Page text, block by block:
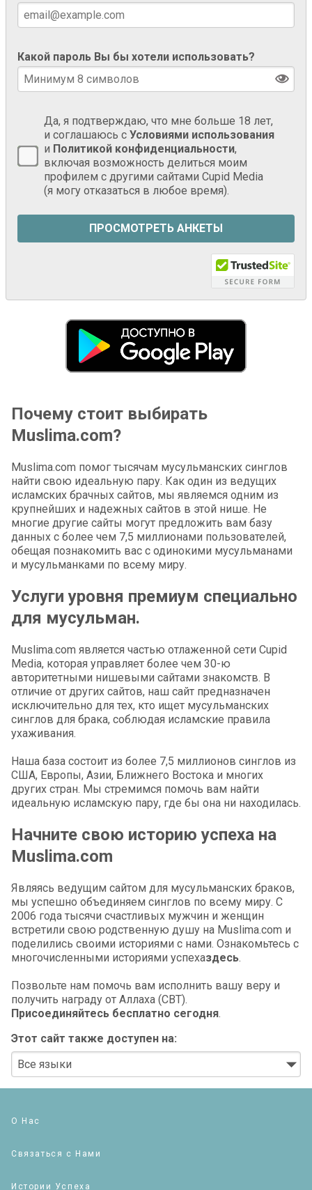
Какой пароль Вы бы хотели использовать?
Да, я подтверждаю, что мне больше 18 лет,
и соглашаюсь с Условиями использования
и Политикой конфиденциальности,
включая возможность делиться моим
профилем с другими сайтами Cupid Media
(я могу отказаться в любое время).
Почему стоит выбирать
Muslima.com?
Muslima.com помог тысячам мусульманских синглов
найти свою идеальную пару. Как один из ведущих
исламских брачных сайтов, мы являемся одним из
крупнейших и надежных сайтов в этой нише. Не
многие другие сайты могут предложить вам базу
данных с более чем 7,5 миллионами пользователей,
обещая познакомить вас с одинокими мусульманами
и мусульманками по всему миру.
Услуги уровня премиум специально
для мусульман.
Muslima.com является частью отлаженной сети Cupid
Media, которая управляет более чем 30-ю
авторитетными нишевыми сайтами знакомств. В
отличие от других сайтов, наш сайт предназначен
исключительно для тех, кто ищет мусульманских
синглов для брака, соблюдая исламские правила
ухаживания.
Наша база состоит из более 7,5 миллионов синглов из
США, Европы, Азии, Ближнего Востока и многих
других стран. Мы стремимся помочь вам найти
идеальную исламскую пару, где бы она ни находилась.
Начните свою историю успеха на
Muslima.com
Являясь ведущим сайтом для мусульманских браков,
мы успешно объединяем синглов по всему миру. С
2006 года тысячи счастливых мужчин и женщин
встретили свою родственную душу на Muslima.com и
поделились своими историями с нами. Ознакомьтесь с
многочисленными историями успехаздесь.
Позвольте нам помочь вам исполнить вашу веру и
получить награду от Аллаха (СВТ).
Присоединяйтесь бесплатно сегодня.
Этот сайт также доступен на:
О Нас
Связаться с Нами
Истории Успеха